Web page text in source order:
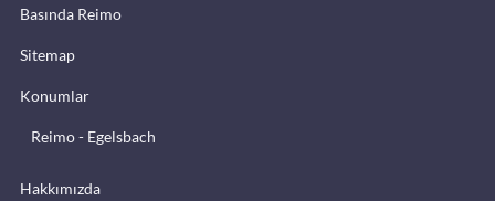
Basında Reimo
Sitemap
Konumlar
Reimo - Egelsbach
Hakkımızda